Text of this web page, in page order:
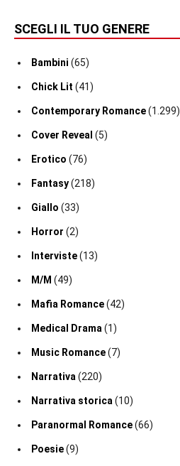
SCEGLI IL TUO GENERE
Bambini (65)
Chick Lit (41)
Contemporary Romance(1.299)
Cover Reveal (5)
Erotico (76)
Fantasy(218)
Giallo (33)
Horror (2)
Interviste(13)
M/M (49)
Mafia Romance(42)
Medical Drama (1)
Music Romance(7)
Narrativa (220)
Narrativa storica (10)
Paranormal Romance(66)
Poesie(9)